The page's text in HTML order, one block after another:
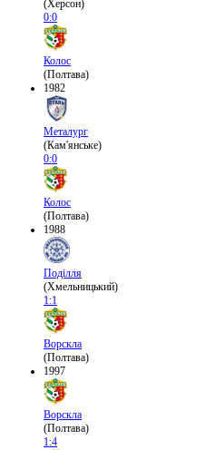
(Херсон)
0:0
Колос
(Полтава)
1982
Металург
(Кам'янське)
0:0
Колос
(Полтава)
1988
Поділля
(Хмельницький)
1:1
Ворскла
(Полтава)
1997
Ворскла
(Полтава)
1:4